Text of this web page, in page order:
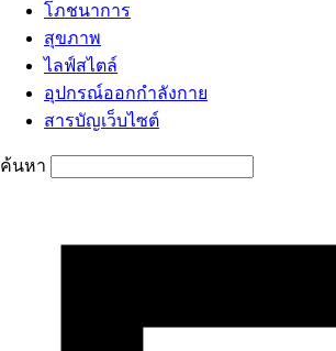
โภชนาการ
สุขภาพ
ไลฟ์สไตล์
อุปกรณ์ออกกำลังกาย
สารบัญเว็บไซต์
ค้นหา